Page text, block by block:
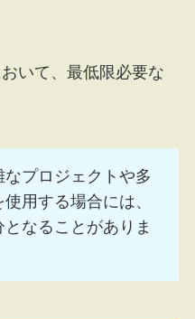
いて、最低限必要な
なプロジェクトや多
用する場合には、
なることがありま